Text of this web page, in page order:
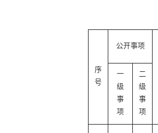
序
号
公开事项
一
级
事
项
二
级
事
项